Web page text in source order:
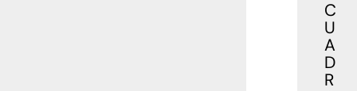
C
U
A
D
R